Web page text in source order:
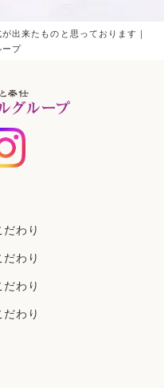
出来たものと思っております｜
ープ
わり
わり
わり
わり